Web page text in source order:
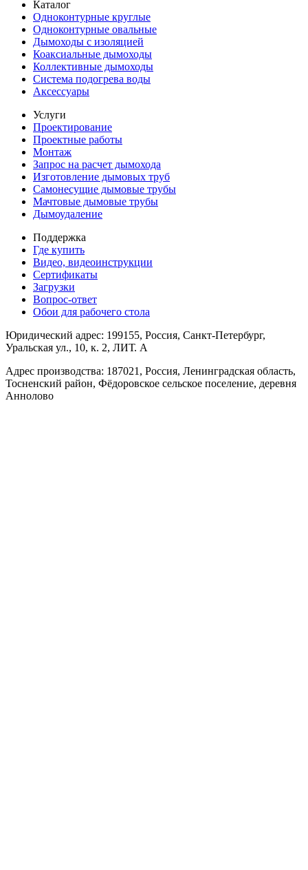
Каталог
Одноконтурные круглые
Одноконтурные овальные
Дымоходы с изоляцией
Коаксиальные дымоходы
Коллективные дымоходы
Система подогрева воды
Аксессуары
Услуги
Проектирование
Проектные работы
Монтаж
Запрос на расчет дымохода
Изготовление дымовых труб
Самонесущие дымовые трубы
Мачтовые дымовые трубы
Дымоудаление
Поддержка
Где купить
Видео, видеоинструкции
Сертификаты
Загрузки
Вопрос-ответ
Обои для рабочего стола
Юридический адрес: 199155, Россия, Санкт-Петербург,
Уральская ул., 10, к. 2, ЛИТ. А
Адрес производства: 187021, Россия, Ленинградская область,
Тосненский район, Фёдоровское сельское поселение, деревня
Аннолово